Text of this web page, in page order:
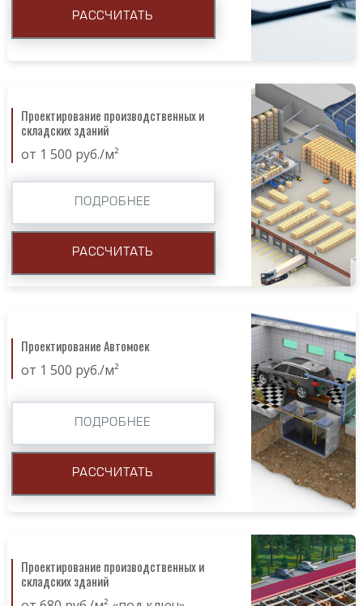
РАССЧИТАТЬ
Проектирование производственных и
складских зданий
от 1 500 руб./м²
ПОДРОБНЕЕ
РАССЧИТАТЬ
Проектирование Автомоек
от 1 500 руб./м²
ПОДРОБНЕЕ
РАССЧИТАТЬ
Проектирование производственных и
складских зданий